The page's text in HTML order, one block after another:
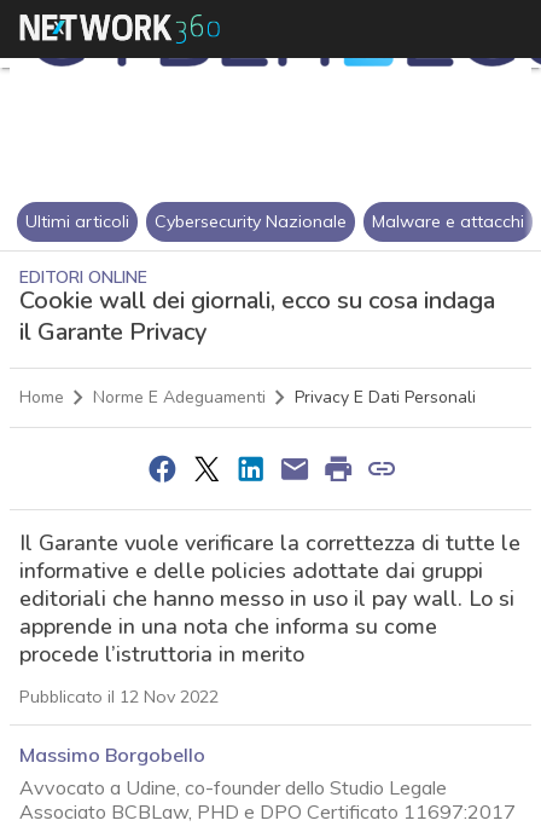
Ultimi articoli Cybersecurity Nazionale Malware e attacchi
EDITORI ONLINE
Cookie wall dei giornali, ecco su cosa indaga
il Garante Privacy
Home Norme E Adeguamenti Privacy E Dati Personali
Il Garante vuole verificare la correttezza di tutte le
informative e delle policies adottate dai gruppi
editoriali che hanno messo in uso il pay wall. Lo si
apprende in una nota che informa su come
procede l’istruttoria in merito
Pubblicato il 12 Nov 2022
Massimo Borgobello
Avvocato a Udine, co-founder dello Studio Legale
Associato BCBLaw, PHD e DPO Certificato 11697:2017